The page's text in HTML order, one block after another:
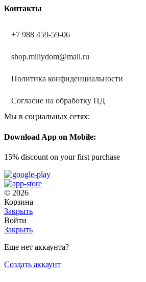
Контакты
+7 988 459-59-06
shop.miliydom@mail.ru
Политика конфиденциальности
Согласие на обработку ПД
Мы в социальных сетях:
Download App on Mobile:
15% discount on your first purchase
© 2026
Корзина
Закрыть
Войти
Закрыть
Еще нет аккаунта?
Создать аккаунт